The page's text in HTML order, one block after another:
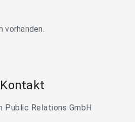
vorhanden.
Public Relations GmbH